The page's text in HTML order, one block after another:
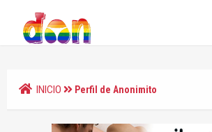
INICIO Perfil de Anonimito